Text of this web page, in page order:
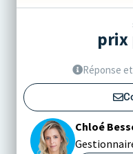
prix
Réponse
Chloé